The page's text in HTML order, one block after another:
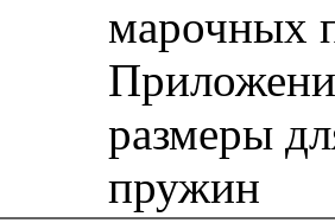
марочных
размеры
пружин